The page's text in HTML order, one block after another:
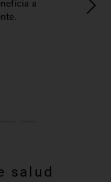
a
salud